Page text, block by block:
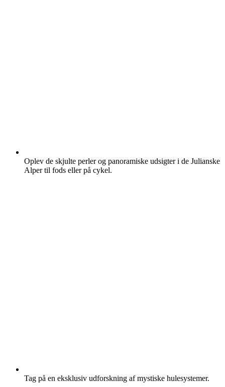
Oplev de skjulte perler og panoramiske udsigter i de Julianske
Alper til fods eller på cykel.
Tag på en eksklusiv udforskning af mystiske hulesystemer.